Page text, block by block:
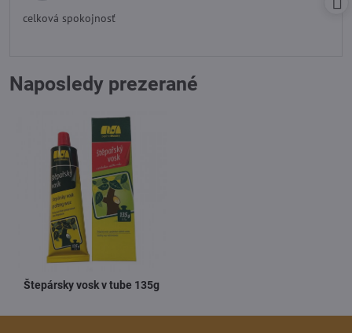
celková spokojnosť
Naposledy prezerané
Štepársky vosk v tube 135g